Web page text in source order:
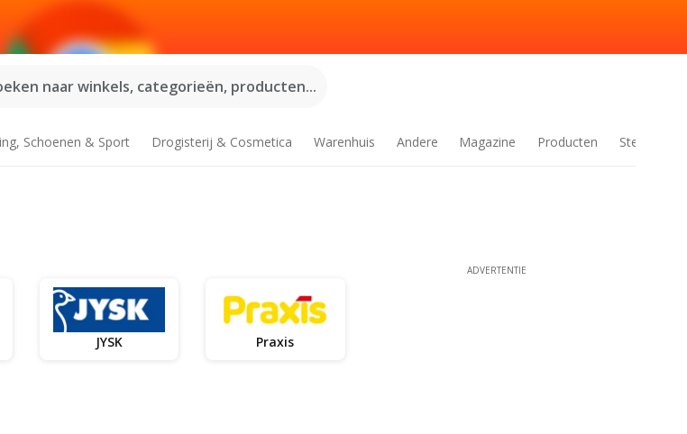
naar winkels, categorieën, producten...
Schoenen & Sport Drogisterij & Cosmetica Warenhuis Andere Magazine Producten Steden
JYSK Praxis
ADVERTENTIE